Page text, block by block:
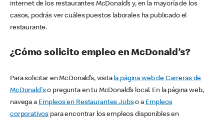
internet de los restaurantes McDonald’s y, en la mayoría de los
casos, podrás ver cuáles puestos laborales ha publicado el
restaurante.
¿Cómo solicito empleo en McDonald’s?
Para solicitar en McDonald’s, visita la página web de Carreras de
McDonald'so pregunta en tu McDonald’s local. En la página web,
navega a Empleos en Restaurantes Jobso a Empleos
corporativos para encontrar los empleos disponibles en